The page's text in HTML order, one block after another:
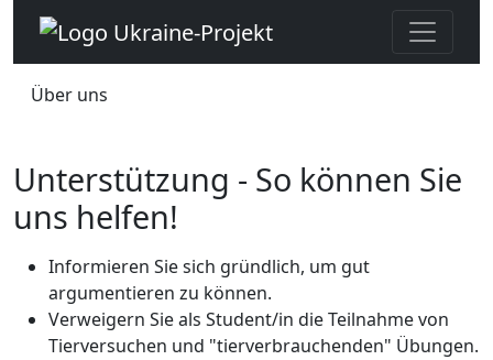
Über uns
Unterstützung - So können Sie
uns helfen!
Informieren Sie sich gründlich, um gut
argumentieren zu können.
Verweigern Sie als Student/in die Teilnahme von
Tierversuchen und "tierverbrauchenden" Übungen.